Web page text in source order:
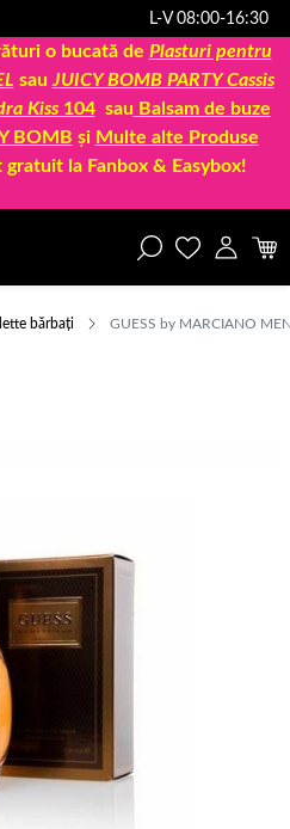
L-V 08:00-16:30
o bucată de Plasturi pentru
sau JUICY BOMB PARTY Cassis
Kiss 104sau Balsam de buze
BOMB și Multe alte Produse
la Fanbox & Easybox!
bărbați GUESS by MARCIANO